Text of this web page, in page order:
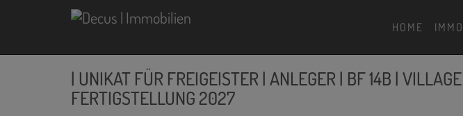
HOME
| UNIKAT FÜR FREIGEISTER | ANLEGER | BF 14B |
FERTIGSTELLUNG 2027